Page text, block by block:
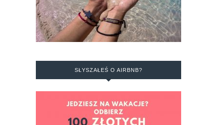
SŁYSZAŁEŚ O AIRBNB?